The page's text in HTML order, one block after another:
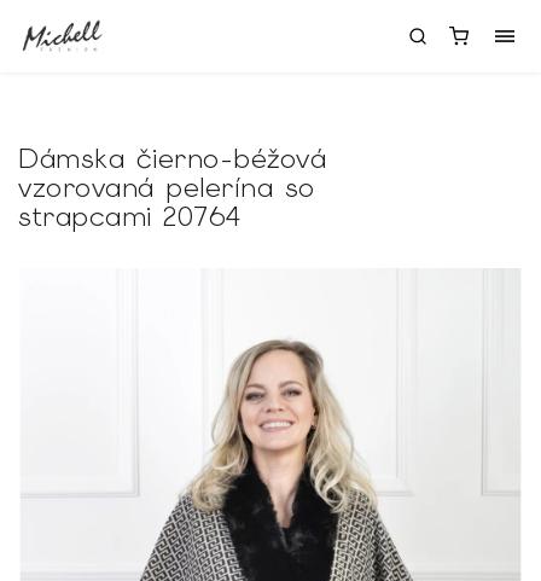
Dámska čierno-béžová
vzorovaná pelerína so
strapcami 20764